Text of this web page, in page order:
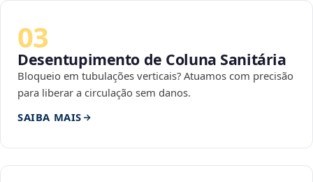
03
Desentupimento de Coluna Sanitária
Bloqueio em tubulações verticais? Atuamos com precisão
para liberar a circulação sem danos.
SAIBA MAIS